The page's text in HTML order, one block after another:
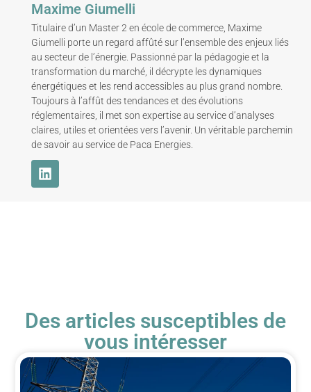
Maxime Giumelli
Titulaire d’un Master 2 en école de commerce, Maxime
Giumelli porte un regard affûté sur l’ensemble des enjeux liés
au secteur de l’énergie. Passionné par la pédagogie et la
transformation du marché, il décrypte les dynamiques
énergétiques et les rend accessibles au plus grand nombre.
Toujours à l’affût des tendances et des évolutions
réglementaires, il met son expertise au service d’analyses
claires, utiles et orientées vers l’avenir. Un véritable parchemin
de savoir au service de Paca Energies.
Des articles susceptibles de
vous intéresser